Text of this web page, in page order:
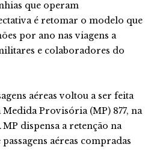
que operam
é retomar o modelo que
por ano nas viagens a
e colaboradores do
aéreas voltou a ser feita
Provisória (MP) 877, na
dispensa a retenção na
aéreas compradas